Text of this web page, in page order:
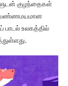
குழந்தைகள்
வண்ணமயமான
பாடல் உலகத்தில்